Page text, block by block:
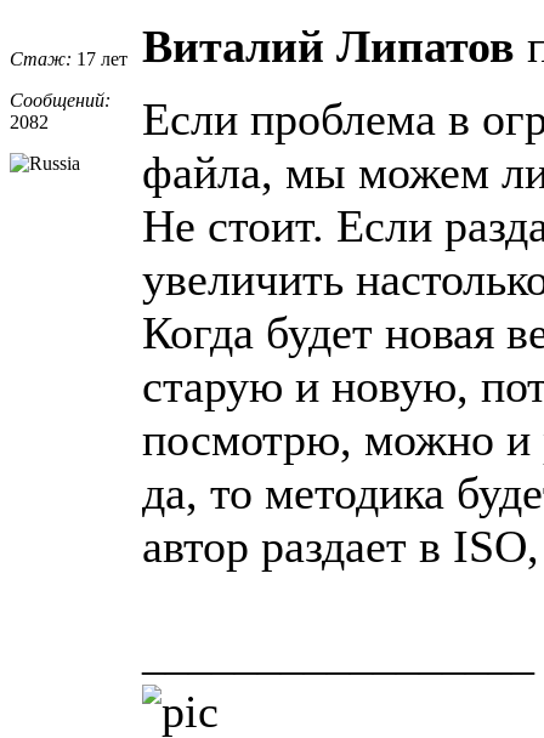
Стаж: 17 лет
Сообщений:
2082
Виталий Липатов
Если проблема в
файла, мы можем
Не стоит. Если
увеличить
Когда будет новая
старую и новую,
посмотрю, можно и
да, то методика
автор раздает в